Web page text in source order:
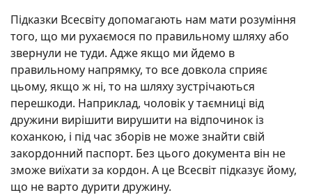
Підказки Всесвіту допомагають нам мати розуміння
того, що ми рухаємося по правильному шляху або
звернули не туди. Адже якщо ми йдемо в
правильному напрямку, то все довкола сприяє
цьому, якщо ж ні, то на шляху зустрічаються
перешкоди. Наприклад, чоловік у таємниці від
дружини вирішити вирушити на відпочинок із
коханкою, і під час зборів не може знайти свій
закордонний паспорт. Без цього документа він не
зможе виїхати за кордон. А це Всесвіт підказує йому,
що не варто дурити дружину.